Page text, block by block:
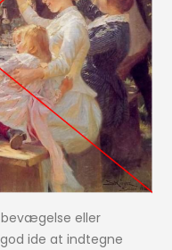
bevægelse eller
ide at indtegne